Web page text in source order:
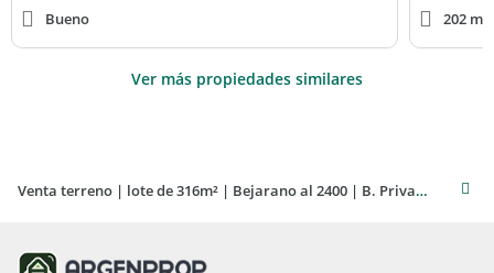
Bueno 202
Ver más propiedades similares
Venta terreno | lote de 316m² | Bejarano al 2400 | B. Privado Ayres del Limay | Neuquén